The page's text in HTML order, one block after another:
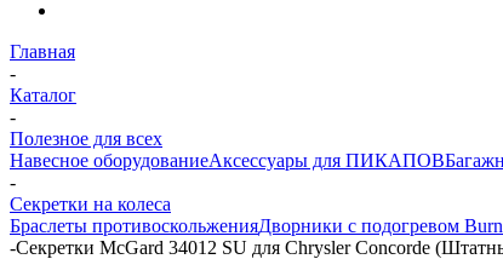
Главная
-
Каталог
-
Полезное для всех
Навесное оборудованиеАксессуары для ПИКАПОВ
-
Секретки на колеса
Браслеты противоскольженияДворники с подогревом
-Секретки McGard 34012 SU для Chrysler Concorde